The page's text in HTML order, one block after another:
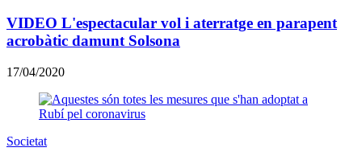
VIDEO L'espectacular vol i aterratge en parapent
acrobàtic damunt Solsona
17/04/2020
Societat